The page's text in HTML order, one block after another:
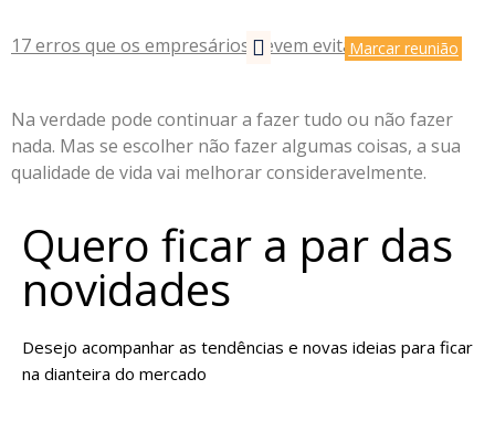
Marcar reunião
17 erros que os empresários devem evitar desde já
Na verdade pode continuar a fazer tudo ou não fazer
nada. Mas se escolher não fazer algumas coisas, a sua
qualidade de vida vai melhorar consideravelmente.
Quero ficar a par das
novidades
Desejo acompanhar as tendências e novas ideias para ficar
na dianteira do mercado